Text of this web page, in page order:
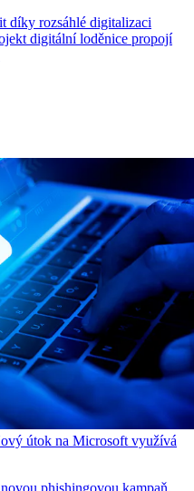
díky rozsáhlé digitalizaci
digitální loděnice propojí
útok na Microsoft využívá
phishingovou kampaň,